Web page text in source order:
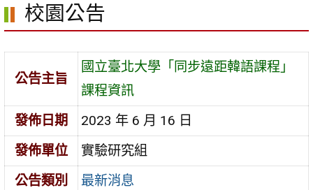
區
校園公告
公告主旨
國立臺北大學「同步遠距韓語課程」
課程資訊
發佈日期
2023 年 6 月 16 日
發佈單位
實驗研究組
公告類別
最新消息